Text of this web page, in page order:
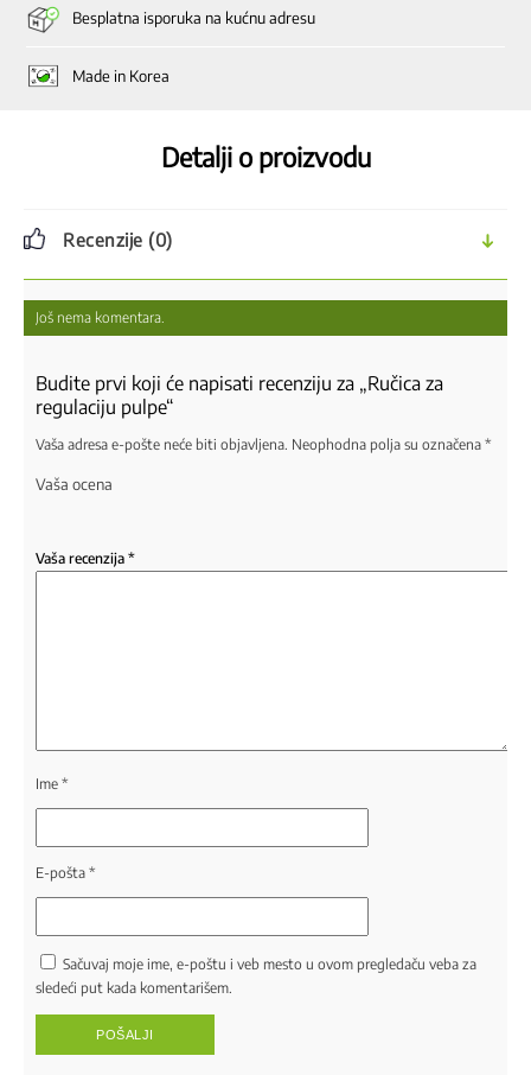
količina
Besplatna isporuka na kućnu adresu
Made in Korea
Detalji o proizvodu
Recenzije (0)
Još nema komentara.
Budite prvi koji će napisati recenziju za „Ručica za
regulaciju pulpe“
Vaša adresa e-pošte neće biti objavljena. Neophodna polja su označena *
Vaša ocena
Vaša recenzija *
Ime *
E-pošta *
Sačuvaj moje ime, e-poštu i veb mesto u ovom pregledaču veba za
sledeći put kada komentarišem.